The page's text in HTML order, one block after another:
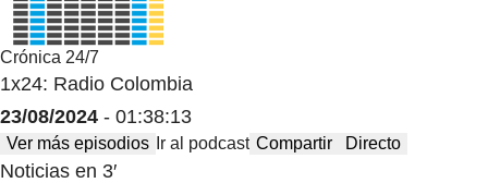
Crónica 24/7
1x24: Radio Colombia
23/08/2024 - 01:38:13
Ver más episodios Ir al podcast Compartir Directo
Noticias en 3′